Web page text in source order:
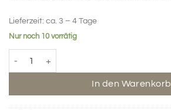
Lieferzeit: ca. 3 – 4 Tage
Nur noch 10 vorrätig
In den Warenkorb